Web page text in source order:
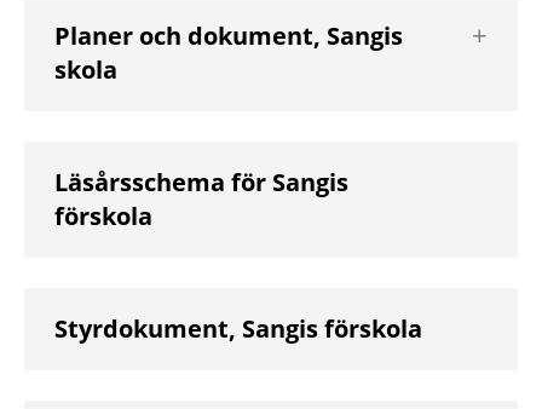
Planer och dokument, Sangis
skola
nästa
Läsårsschema för Sangis
förskola
Styrdokument, Sangis förskola